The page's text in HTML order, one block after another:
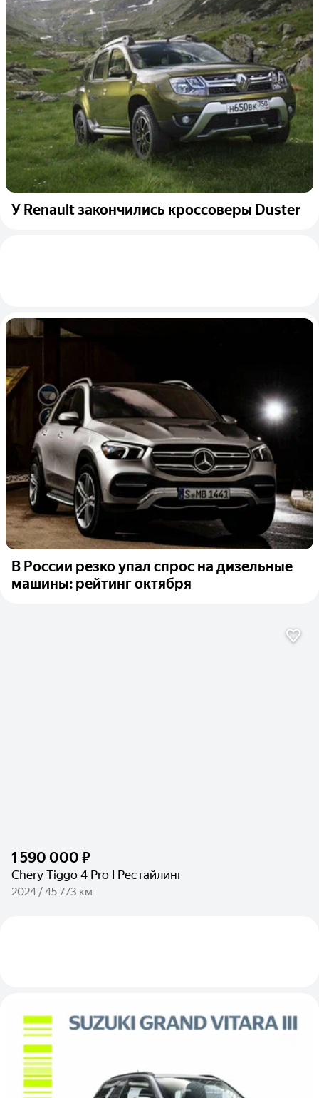
У Renault закончились кроссоверы Duster
В России резко упал спрос на дизельные
машины: рейтинг октября
1 590 000 ₽
Chery Tiggo 4 Pro I Рестайлинг
2024 / 45 773 км